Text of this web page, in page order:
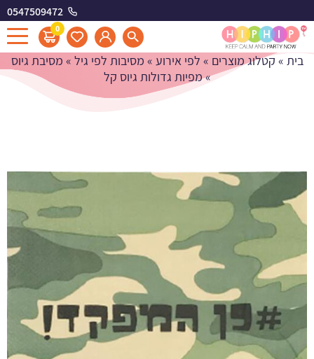
0547509472
0
מפיות גדולות גיוס קל
בית » קטלוג מוצרים » לפי אירוע » מסיבות לפי גיל » מסיבת גיוס
»מפיות גדולות גיוס קל